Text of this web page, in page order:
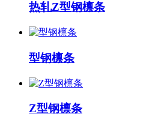
热轧Z型钢檩条
型钢檩条
Z型钢檩条